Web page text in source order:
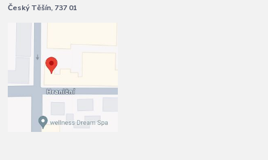
Český Těšín, 737 01